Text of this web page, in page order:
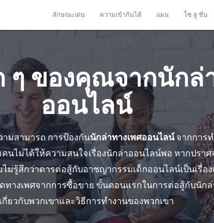
ลักษณะเด่น ความเข้ากันได้ แผน โซ ลู ชั่น
ๆ ของคุณจากนักล่
ออนไลน์
มสามารถ การป้องกันนักล่าทางเพศออนไลน์จากการทํ
นไม่ได้ให้ความสนใจเรื่องนักล่าออนไลน์พอ หากปรา
รู้สึกว่าดารต่อสู้กับอาชญากรรมเด็กออนไลน์เป็นเรื่อง
ทางเพศจากการซื้อขาย ขั้นตอนแรกในการต่อสู้กับนัก
เกี่ยวกับพวกเขาและวิธีการทํางานของพวกเขา